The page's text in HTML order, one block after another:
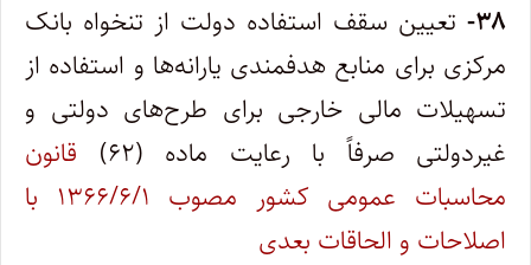
۳۸- تعیین سقف استفاده دولت از تنخواه بانک
مرکزی برای منابع هدفمندی یارانه‌ها و استفاده از
تسهیلات مالی خارجی برای طرح‌های دولتی و
غیردولتی صرفاً با رعایت ماده (۶۲)
قانون
محاسبات عمومی کشور مصوب ۱۳۶۶/۶/۱ با
اصلاحات و الحاقات بعدی